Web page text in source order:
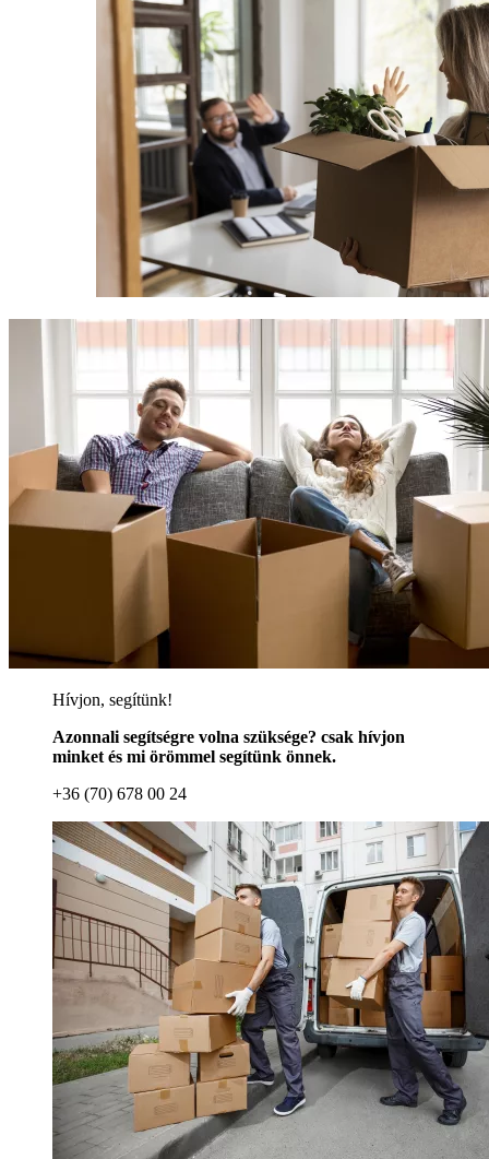
Hívjon, segítünk!
Azonnali segítségre volna szüksége? csak hívjon
minket és mi örömmel segítünk önnek.
+36 (70) 678 00 24